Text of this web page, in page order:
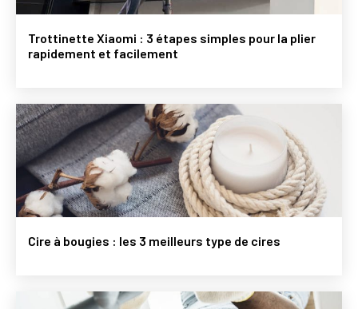
Trottinette Xiaomi : 3 étapes simples pour la plier
rapidement et facilement
Cire à bougies : les 3 meilleurs type de cires